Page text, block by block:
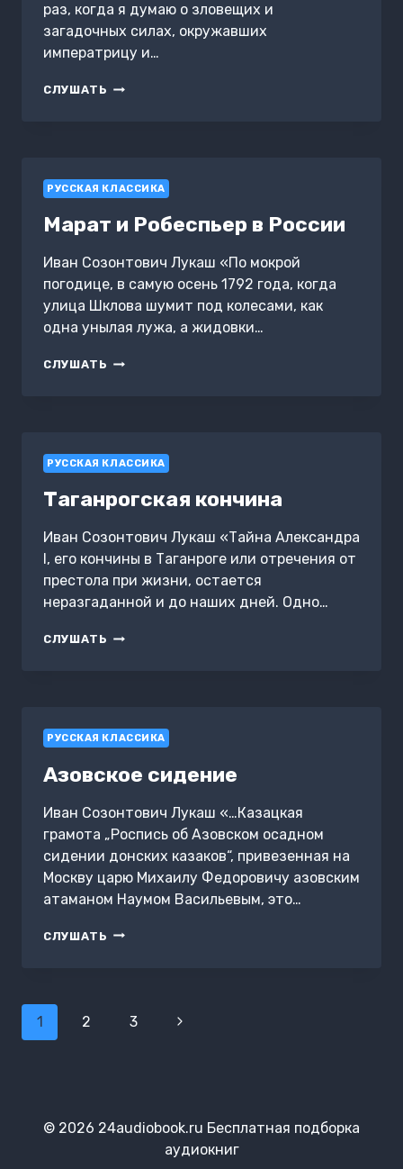
раз, когда я думаю о зловещих и
загадочных силах, окружавших
императрицу и…
СЛУШАТЬ МИСТИЧЕСКИЙ
РУССКАЯ КЛАССИКА
Марат и Робеспьер в России
Иван Созонтович Лукаш «По мокрой
погодице, в самую осень 1792 года, когда
улица Шклова шумит под колесами, как
одна унылая лужа, а жидовки…
СЛУШАТЬ МАРАТ
РУССКАЯ КЛАССИКА
Таганрогская кончина
Иван Созонтович Лукаш «Тайна Александра
I, его кончины в Таганроге или отречения от
престола при жизни, остается
неразгаданной и до наших дней. Одно…
СЛУШАТЬ ТАГАНРОГСКАЯ
РУССКАЯ КЛАССИКА
Азовское сидение
Иван Созонтович Лукаш «…Казацкая
грамота „Роспись об Азовском осадном
сидении донских казаков“, привезенная на
Москву царю Михаилу Федоровичу азовским
атаманом Наумом Васильевым, это…
СЛУШАТЬ АЗОВСКОЕ
Навигация
по
1 2 3
Следующая
© 2026 24audiobook.ru Бесплатная подборка
аудиокниг